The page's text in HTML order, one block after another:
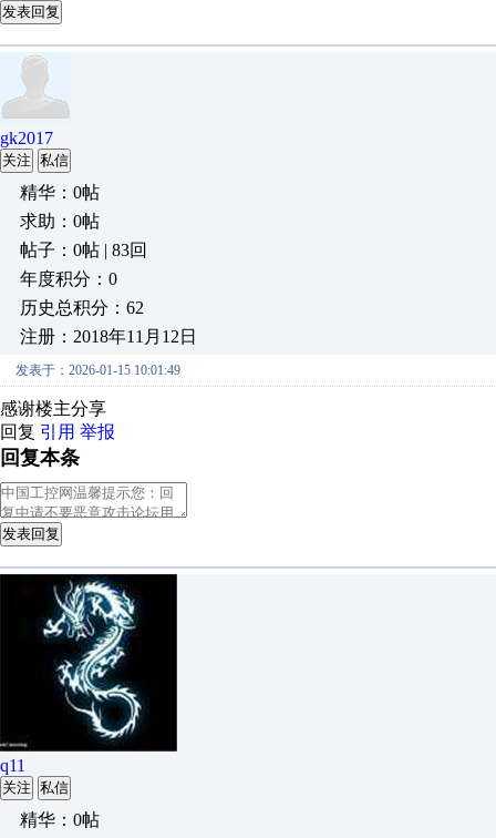
发表回复
gk2017
关注 私信
精华：0帖
求助：0帖
帖子：0帖 | 83回
年度积分：0
历史总积分：62
注册：2018年11月12日
发表于：2026-01-15 10:01:49
感谢楼主分享
回复 引用 举报
回复本条
发表回复
q11
关注 私信
精华：0帖